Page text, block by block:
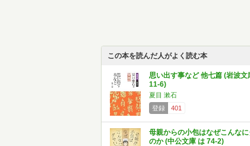
この本を読んだ人がよく読む本
思い出す事など 他七篇 (岩波文
11-6)
夏目 漱石
登録
401
母親からの小包はなぜこんな
のか (中公文庫 は 74-2)